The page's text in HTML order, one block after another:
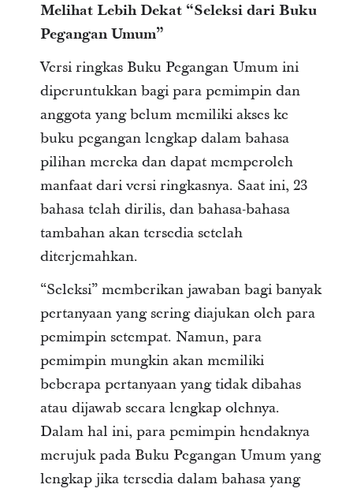
Melihat Lebih Dekat “Seleksi dari Buku
Pegangan Umum”
Versi ringkas Buku Pegangan Umum ini
diperuntukkan bagi para pemimpin dan
anggota yang belum memiliki akses ke
buku pegangan lengkap dalam bahasa
pilihan mereka dan dapat memperoleh
manfaat dari versi ringkasnya. Saat ini, 23
bahasa telah dirilis, dan bahasa-bahasa
tambahan akan tersedia setelah
diterjemahkan.
“Seleksi” memberikan jawaban bagi banyak
pertanyaan yang sering diajukan oleh para
pemimpin setempat. Namun, para
pemimpin mungkin akan memiliki
beberapa pertanyaan yang tidak dibahas
atau dijawab secara lengkap olehnya.
Dalam hal ini, para pemimpin hendaknya
merujuk pada Buku Pegangan Umum yang
lengkap jika tersedia dalam bahasa yang